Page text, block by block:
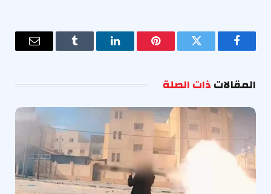
فيسبوك تويتر بينتيريستلينكدإن Tumblr
البريد
المقالاتذات الصلة